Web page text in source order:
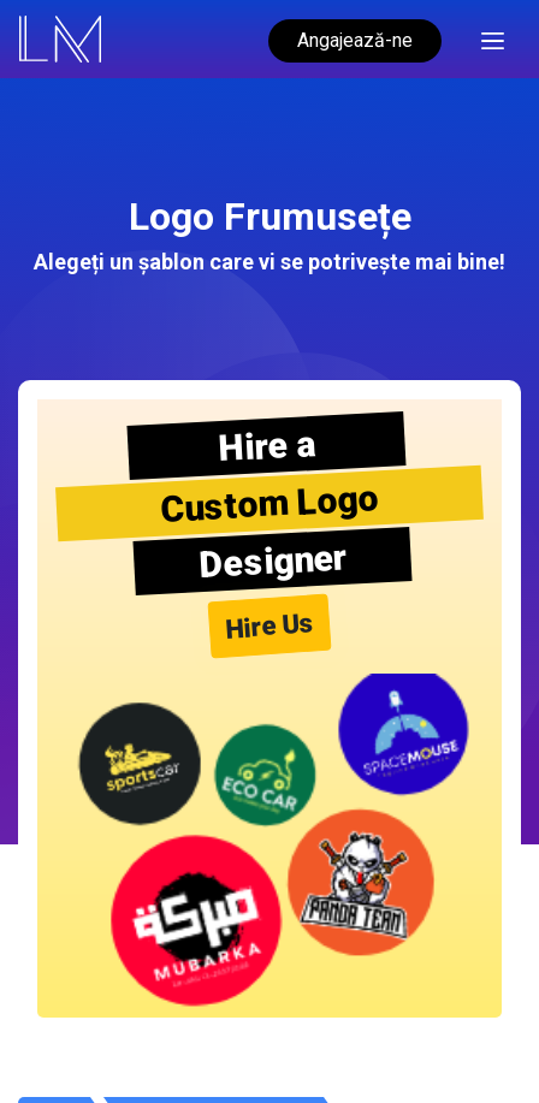
Angajează-ne
Logo Frumusețe
Alegeți un șablon care vi se potrivește mai bine!
Hire a
Custom Logo
Designer
Hire Us